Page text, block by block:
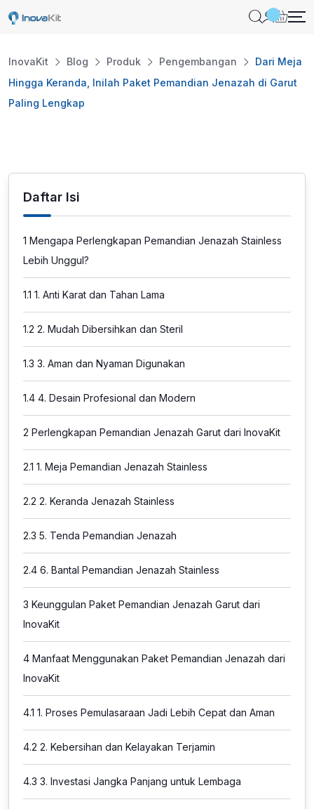
Skip
InovaKit Blog Produk Pengembangan
Dari Meja
Hingga Keranda, Inilah Paket Pemandian Jenazah di Garut
Paling Lengkap
Daftar Isi
1 Mengapa Perlengkapan Pemandian Jenazah Stainless
Lebih Unggul?
1.1 1. Anti Karat dan Tahan Lama
1.2 2. Mudah Dibersihkan dan Steril
1.3 3. Aman dan Nyaman Digunakan
1.4 4. Desain Profesional dan Modern
2 Perlengkapan Pemandian Jenazah Garut dari InovaKit
2.1 1. Meja Pemandian Jenazah Stainless
2.2 2. Keranda Jenazah Stainless
2.3 5. Tenda Pemandian Jenazah
2.4 6. Bantal Pemandian Jenazah Stainless
3 Keunggulan Paket Pemandian Jenazah Garut dari
InovaKit
4 Manfaat Menggunakan Paket Pemandian Jenazah dari
InovaKit
4.1 1. Proses Pemulasaraan Jadi Lebih Cepat dan Aman
4.2 2. Kebersihan dan Kelayakan Terjamin
4.3 3. Investasi Jangka Panjang untuk Lembaga